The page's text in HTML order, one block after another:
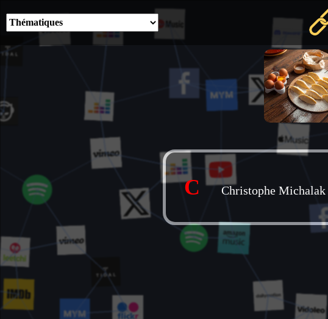
C Christophe Michalak